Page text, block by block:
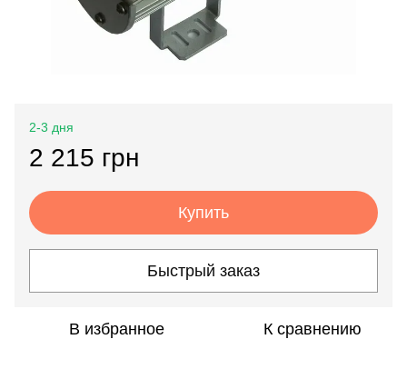
2-3 дня
2 215 грн
Купить
Быстрый заказ
В избранное К сравнению